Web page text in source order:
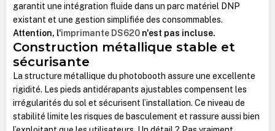
garantit une intégration fluide dans un parc matériel DNP
existant et une gestion simplifiée des consommables.
Attention, l'imprimante DS620n'est pas incluse.
Construction métallique stable et
sécurisante
La structure métallique du photobooth assure une excellente
rigidité. Les pieds antidérapants ajustables compensent les
irrégularités du sol et sécurisent l’installation. Ce niveau de
stabilité limite les risques de basculement et rassure aussi bien